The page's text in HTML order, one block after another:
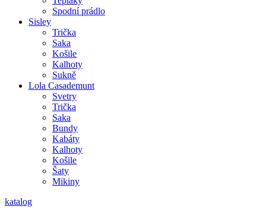
Spodní prádlo
Sisley
Trička
Saka
Košile
Kalhoty
Sukně
Lola Casademunt
Svetry
Trička
Saka
Bundy
Kabáty
Kalhoty
Košile
Šaty
Mikiny
katalog